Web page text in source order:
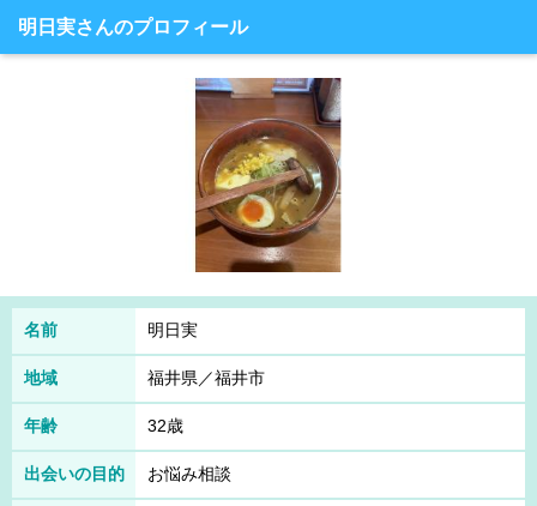
明日実さんのプロフィール
名前 明日実
地域 福井県／福井市
年齢 32歳
出会いの目的 お悩み相談